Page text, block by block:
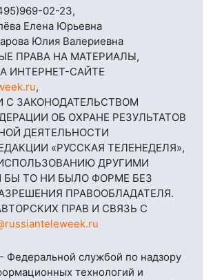
02-23,
Елена Юрьевна
Юлия Валериевна
ПРАВА НА МАТЕРИАЛЫ,
ИНТЕРНЕТ-САЙТЕ
,
С ЗАКОНОДАТЕЛЬСТВОМ
ОБ ОХРАНЕ РЕЗУЛЬТАТОВ
ДЕЯТЕЛЬНОСТИ
«РУССКАЯ ТЕЛЕНЕДЕЛЯ»,
ДРУГИМИ
БЫ ТО НИ БЫЛО ФОРМЕ БЕЗ
ПРАВООБЛАДАТЕЛЯ.
ПРАВ И СВЯЗЬ С
Федеральной службой по надзору
технологий и